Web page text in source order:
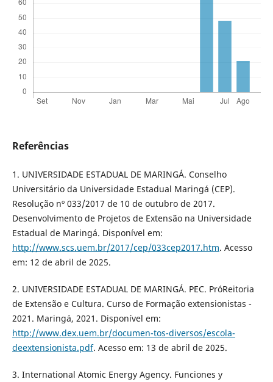
Referências
1. UNIVERSIDADE ESTADUAL DE MARINGÁ. Conselho
Universitário da Universidade Estadual Maringá (CEP).
Resolução nº 033/2017 de 10 de outubro de 2017.
Desenvolvimento de Projetos de Extensão na Universidade
Estadual de Maringá. Disponível em:
http://www.scs.uem.br/2017/cep/033cep2017.htm. Acesso
em: 12 de abril de 2025.
2. UNIVERSIDADE ESTADUAL DE MARINGÁ. PEC. PróReitoria
de Extensão e Cultura. Curso de Formação extensionistas -
2021. Maringá, 2021. Disponível em:
http://www.dex.uem.br/documen-tos-diversos/escola-
deextensionista.pdf. Acesso em: 13 de abril de 2025.
3. International Atomic Energy Agency. Funciones y